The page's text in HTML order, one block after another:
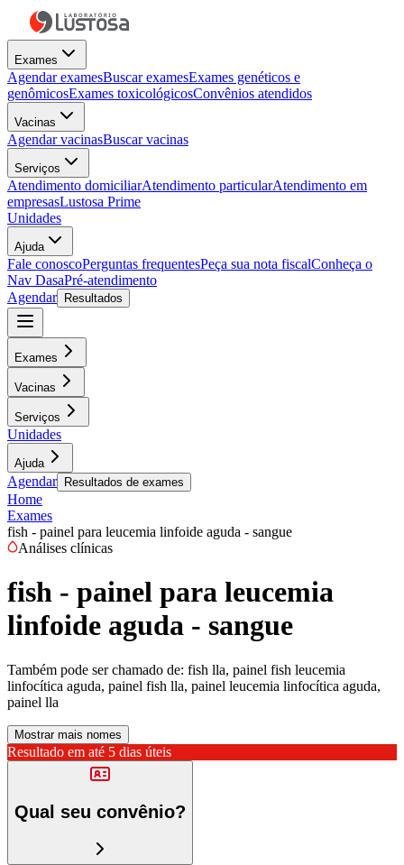
Exames
Agendar examesBuscar examesExames genéticos e
genômicosExames toxicológicosConvênios atendidos
Vacinas
Agendar vacinasBuscar vacinas
Serviços
Atendimento domiciliarAtendimento particularAtendimento em
empresasLustosa Prime
Unidades
Ajuda
Fale conoscoPerguntas frequentesPeça sua nota fiscalConheça o
Nav DasaPré-atendimento
Agendar
Resultados
Exames
Vacinas
Serviços
Unidades
Ajuda
Agendar Resultados de exames
Home
Exames
fish - painel para leucemia linfoide aguda - sangue
Análises clínicas
fish - painel para leucemia
linfoide aguda - sangue
Também pode ser chamado de: fish lla, painel fish leucemia
linfocítica aguda, painel fish lla, painel leucemia linfocítica aguda,
painel lla
Mostrar mais nomes
Resultado em até 5 dias úteis
Qual seu convênio?